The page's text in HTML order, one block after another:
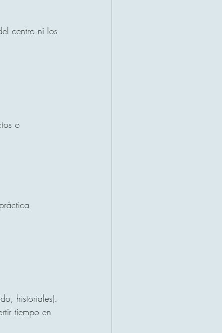
centro ni los
o
historiales).
tiempo en